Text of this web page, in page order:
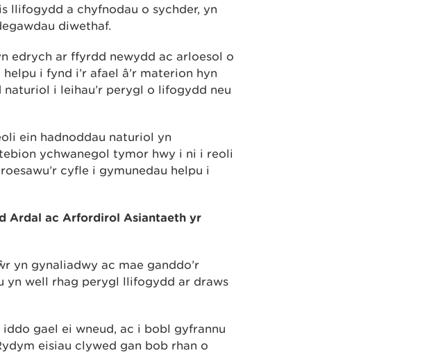
llifogydd a chyfnodau o sychder, yn
diwethaf.
edrych ar ffyrdd newydd ac arloesol o
i fynd i’r afael â’r materion hyn
i leihau’r perygl o lifogydd neu
ein hadnoddau naturiol yn
ychwanegol tymor hwy i ni i reoli
cyfle i gymunedau helpu i
Ardal ac Arfordirol Asiantaeth yr
yn gynaliadwy ac mae ganddo’r
yn well rhag perygl llifogydd ar draws
gael ei wneud, ac i bobl gyfrannu
eisiau clywed gan bob rhan o